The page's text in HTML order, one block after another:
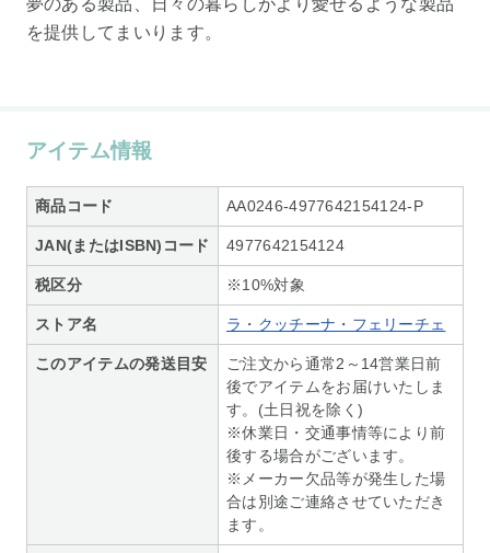
夢のある製品、日々の暮らしがより愛せるような製品
を提供してまいります。
アイテム情報
商品コード AA0246-4977642154124-P
JAN(またはISBN)コード 4977642154124
税区分 ※10%対象
ストア名 ラ・クッチーナ・フェリーチェ
このアイテムの発送目安
ご注文から通常2～14営業日前
後でアイテムをお届けいたしま
す。(土日祝を除く)
※休業日・交通事情等により前
後する場合がございます。
※メーカー欠品等が発生した場
合は別途ご連絡させていただき
ます。